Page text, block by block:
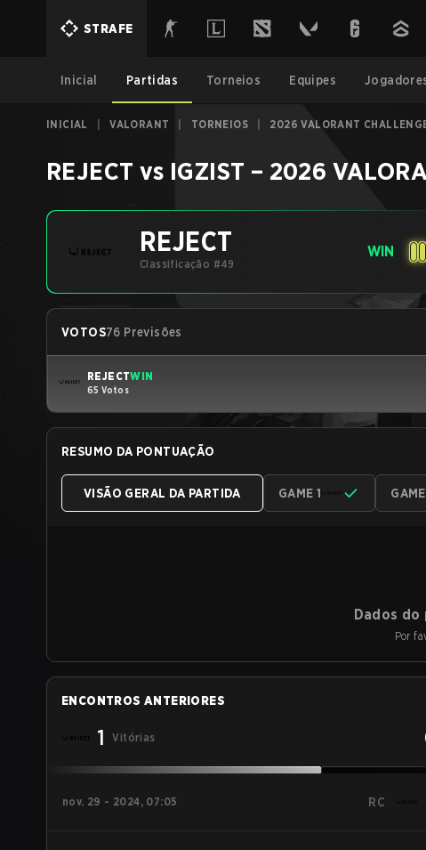
STRAFE
Inicial Partidas Torneios Equipes
INICIAL VALORANT TORNEIOS 2026 VALORANT
REJECT vs IGZIST – 2026
REJECT
Classificação #49
WIN
VOTOS76 Previsões
REJECTWIN
65 Votos
RESUMO DA PONTUAÇÃO
VISÃO GERAL DA PARTIDA GAME 1
Dados do
Por
ENCONTROS ANTERIORES
1 Vitórias
nov. 29 - 2024, 07:05 RC